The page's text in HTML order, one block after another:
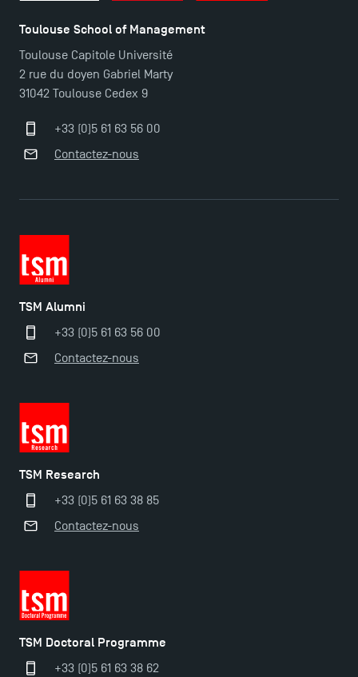
Les meilleurs mémoires du M2 Comptabilité
récompensés
Derniers jours pour candidater aux formations
professionnelles en alternance à TSM !
TSM obtient la prestigieuse accréditation EQUIS en
Nouvelles formations à Toulouse School of
plus enrichissantes
Toulouse School of Management
Toulouse Capitole Université
2 rue du doyen Gabriel Marty
31042 Toulouse Cedex 9
+33 (0)5 61 63 56 00
Contactez-nous
TSM Alumni
+33 (0)5 61 63 56 00
Contactez-nous
TSM Research
+33 (0)5 61 63 38 85
Contactez-nous
TSM Doctoral Programme
+33 (0)5 61 63 38 62